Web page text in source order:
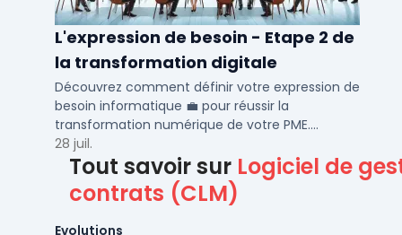
L'expression de besoin - Etape 2 de
la transformation digitale
Découvrez comment définir votre expression de
besoin informatique 💼 pour réussir la
transformation numérique de votre PME.
Optimisez vos processus métiers et RH avec nos
conseils.
28 juil.
Tout savoir sur Logiciel de
contrats (CLM)
Evolutions